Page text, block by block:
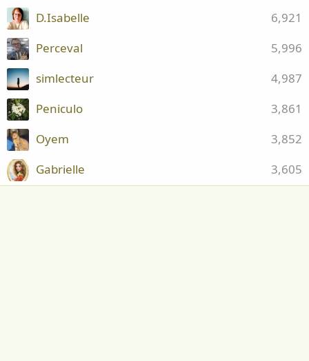
6,921
D.Isabelle
5,996
Perceval
4,987
simlecteur
3,861
Peniculo
3,852
Oyem
3,605
Gabrielle